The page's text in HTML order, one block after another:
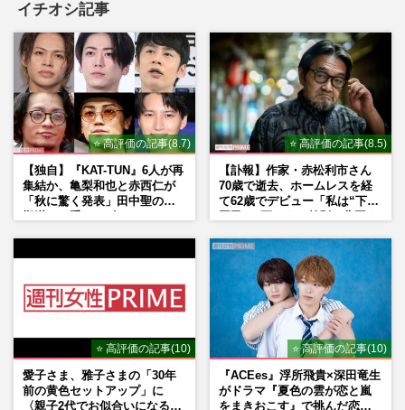
イチオシ記事
⭐ 高評価の記事(8.7)
【独自】『KAT-TUN』6人が再
集結か、亀梨和也と赤西仁が
「秋に驚く発表」田中聖の刑
⭐ 高評価の記事(8.5)
【訃報】作家・赤松利市さん
70歳で逝去、ホームレスを経
て62歳でデビュー「私は“下級
⭐ 高評価の記事(10)
愛子さま、雅子さまの「30年
前の黄色セットアップ」に
〈親子2代でお似合いになる〉
⭐ 高評価の記事(10)
『ACEes』浮所飛貴×深田竜生
がドラマ『夏色の雲が恋と嵐
をまきおこす』で挑んだ恋人